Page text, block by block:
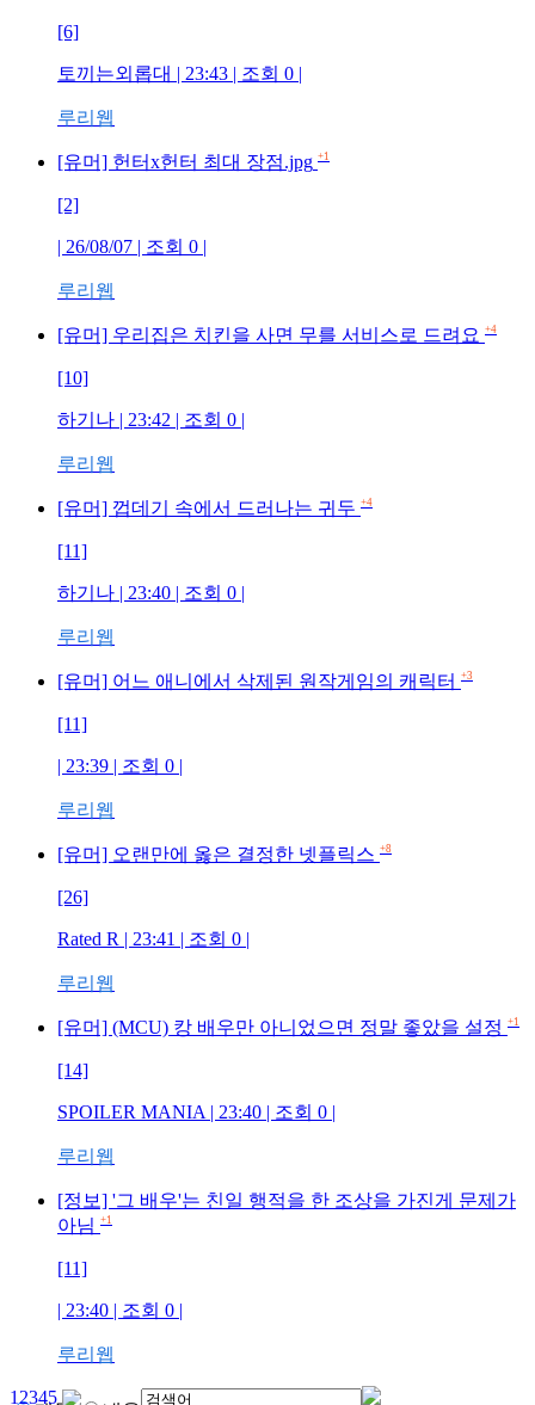
[6]
토끼는외롭대 | 23:43 | 조회 0 |
루리웹
[유머] 헌터x헌터 최대 장점.jpg +1
[2]
| 26/08/07 | 조회 0 |
루리웹
[유머] 우리집은 치킨을 사면 무를 서비스로 드려요 +4
[10]
하기나 | 23:42 | 조회 0 |
루리웹
[유머] 껍데기 속에서 드러나는 귀두 +4
[11]
하기나 | 23:40 | 조회 0 |
루리웹
[유머] 어느 애니에서 삭제된 원작게임의 캐릭터 +3
[11]
| 23:39 | 조회 0 |
루리웹
[유머] 오랜만에 옳은 결정한 넷플릭스 +8
[26]
Rated R | 23:41 | 조회 0 |
루리웹
[유머] (MCU) 캉 배우만 아니었으면 정말 좋았을 설정 +1
[14]
SPOILER MANIA | 23:40 | 조회 0 |
루리웹
[정보] '그 배우'는 친일 행적을 한 조상을 가진게 문제가
아님 +1
[11]
| 23:40 | 조회 0 |
루리웹
12345